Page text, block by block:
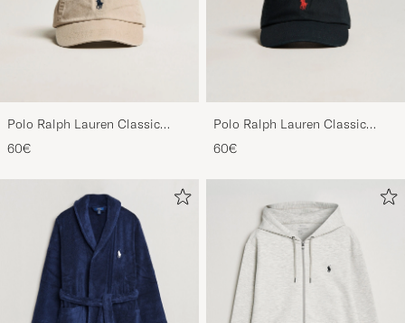
Polo Ralph Lauren Classic
Sports Cap Beige
60€
Polo Ralph Lauren Classic
Sports Cap Black
60€